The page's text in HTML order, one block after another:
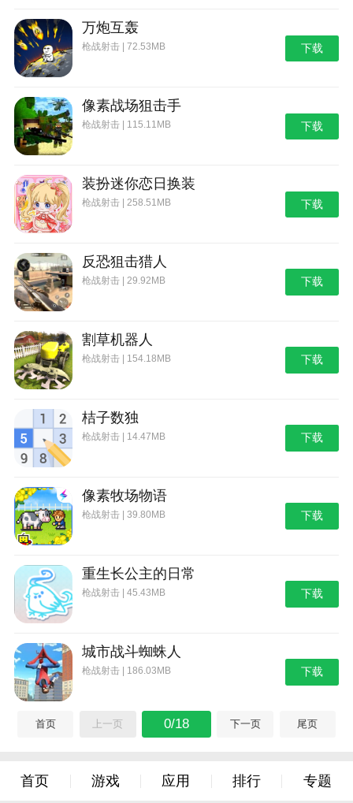
万炮互轰
枪战射击 | 72.53MB 下载
像素战场狙击手
枪战射击 | 115.11MB 下载
装扮迷你恋日换装
枪战射击 | 258.51MB 下载
反恐狙击猎人
枪战射击 | 29.92MB 下载
割草机器人
枪战射击 | 154.18MB 下载
桔子数独
枪战射击 | 14.47MB 下载
像素牧场物语
枪战射击 | 39.80MB 下载
重生长公主的日常
枪战射击 | 45.43MB 下载
城市战斗蜘蛛人
枪战射击 | 186.03MB 下载
首页 上一页 0/18 下一页 尾页
首页 游戏 应用 排行 专题